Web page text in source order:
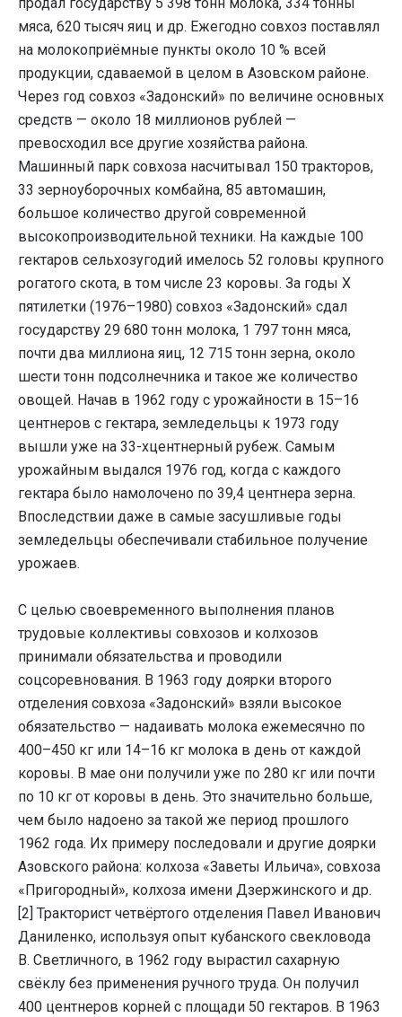
мяса, 620 тысяч яиц и др. Ежегодно совхоз поставлял
на молокоприёмные пункты около 10 % всей
продукции, сдаваемой в целом в Азовском районе.
Через год совхоз «Задонский» по величине основных
средств — около 18 миллионов рублей —
превосходил все другие хозяйства района.
Машинный парк совхоза насчитывал 150 тракторов,
33 зерноуборочных комбайна, 85 автомашин,
большое количество другой современной
высокопроизводительной техники. На каждые 100
гектаров сельхозугодий имелось 52 головы крупного
рогатого скота, в том числе 23 коровы. За годы X
пятилетки (1976–1980) совхоз «Задонский» сдал
государству 29 680 тонн молока, 1 797 тонн мяса,
почти два миллиона яиц, 12 715 тонн зерна, около
шести тонн подсолнечника и такое же количество
овощей. Начав в 1962 году с урожайности в 15–16
центнеров с гектара, земледельцы к 1973 году
вышли уже на 33-хцентнерный рубеж. Самым
урожайным выдался 1976 год, когда с каждого
гектара было намолочено по 39,4 центнера зерна.
Впоследствии даже в самые засушливые годы
земледельцы обеспечивали стабильное получение
урожаев.
С целью своевременного выполнения планов
трудовые коллективы совхозов и колхозов
принимали обязательства и проводили
соцсоревнования. В 1963 году доярки второго
отделения совхоза «Задонский» взяли высокое
обязательство — надаивать молока ежемесячно по
400–450 кг или 14–16 кг молока в день от каждой
коровы. В мае они получили уже по 280 кг или почти
по 10 кг от коровы в день. Это значительно больше,
чем было надоено за такой же период прошлого
1962 года. Их примеру последовали и другие доярки
Азовского района: колхоза «Заветы Ильича», совхоза
«Пригородный», колхоза имени Дзержинского и др.
[2] Тракторист четвёртого отделения Павел Иванович
Даниленко, используя опыт кубанского свекловода
В. Светличного, в 1962 году вырастил сахарную
свёклу без применения ручного труда. Он получил
400 центнеров корней с площади 50 гектаров. В 1963